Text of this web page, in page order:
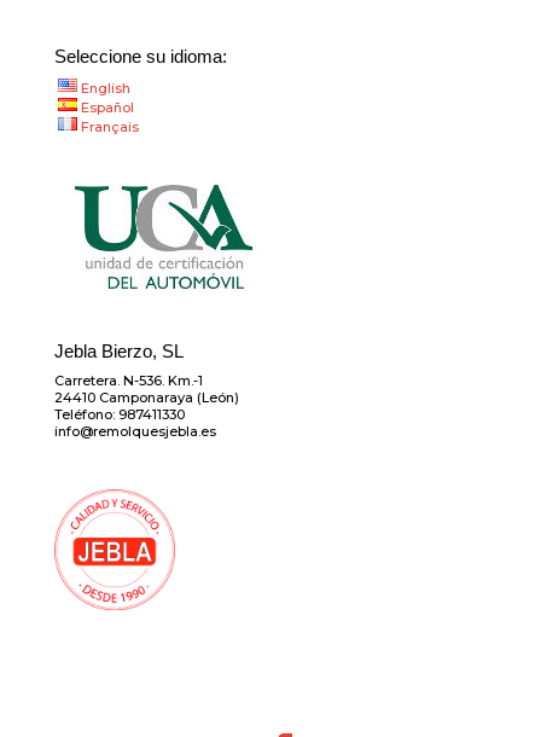
Seleccione su idioma:
English
Español
Français
Jebla Bierzo, SL
Carretera. N-536. Km.-1
24410 Camponaraya (León)
Teléfono: 987411330
info@remolquesjebla.es